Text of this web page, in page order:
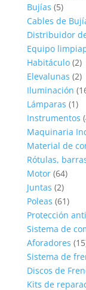
Bujías (5)
Cables de
Distribuidor
Equipo
Habitáculo (2)
Elevalunas (2)
Iluminación
Lámparas (1)
Instrumentos
Maquinaria
Material de
Rótulas,
Motor (64)
Juntas (2)
Poleas (61)
Protección
Sistema de
Aforadores
Sistema de
Discos de
Kits de